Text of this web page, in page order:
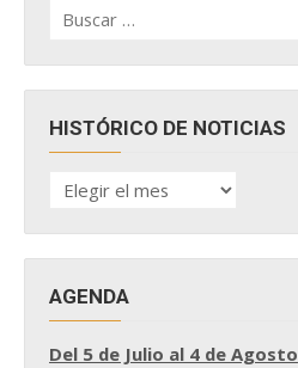
por:
HISTÓRICO DE NOTICIAS
HISTÓRICO
DE
AGENDA
Del 5 de Julio al 4 de Agosto